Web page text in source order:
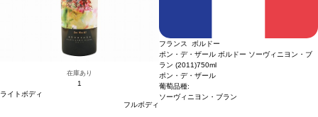
在庫あり
1
ライトボディ
フルボディ
フランス ボルドー
ポン・デ・ザール ボルドー ソーヴィニヨン・ブ
ラン (2011)750ml
ポン・デ・ザール
葡萄品種:
ソーヴィニヨン・ブラン